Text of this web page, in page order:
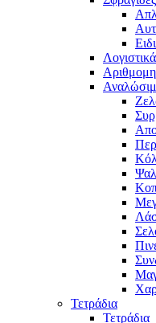
Τετράδια
Τετράδια